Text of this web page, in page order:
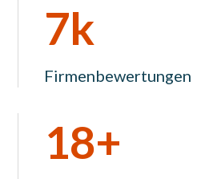
7k
Firmenbewertungen
18+